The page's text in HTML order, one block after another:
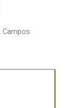
Campos